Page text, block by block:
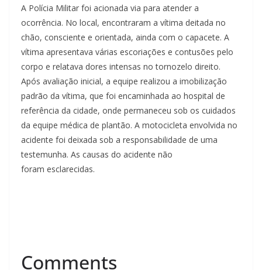
A Polícia Militar foi acionada via para atender a
ocorrência. No local, encontraram a vítima deitada no
chão, consciente e orientada, ainda com o capacete. A
vítima apresentava várias escoriações e contusões pelo
corpo e relatava dores intensas no tornozelo direito.
Após avaliação inicial, a equipe realizou a imobilização
padrão da vítima, que foi encaminhada ao hospital de
referência da cidade, onde permaneceu sob os cuidados
da equipe médica de plantão. A motocicleta envolvida no
acidente foi deixada sob a responsabilidade de uma
testemunha. As causas do acidente não
foram esclarecidas.
Comments